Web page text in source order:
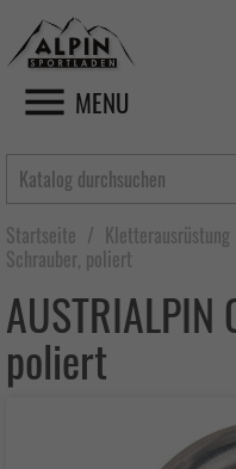
 MENU
Startseite
Kletterausrüstung
Schrauber, poliert
poliert